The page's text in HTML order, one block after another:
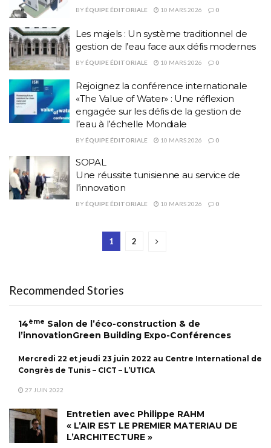
BY ÉQUIPE ÉDITORIALE 10 MARS 2026 0
Les majels : Un système traditionnel de
gestion de l’eau face aux défis modernes
BY ÉQUIPE ÉDITORIALE 10 MARS 2026 0
Rejoignez la conférence internationale
«The Value of Water» : Une réflexion
engagée sur les défis de la gestion de
l’eau à l’échelle Mondiale
BY ÉQUIPE ÉDITORIALE 10 MARS 2026 0
SOPAL
Une réussite tunisienne au service de
l’innovation
BY ÉQUIPE ÉDITORIALE 10 MARS 2026 0
1 2
Recommended Stories
14ème Salon de l’éco-construction & de
l’innovationGreen Building Expo-Conférences
Mercredi 22 et jeudi 23 juin 2022 au Centre International de
Congrès de Tunis – CICT – L’UTICA
27 JUIN 2022
Entretien avec Philippe RAHM
« L’AIR EST LE PREMIER MATERIAU DE
L’ARCHITECTURE »